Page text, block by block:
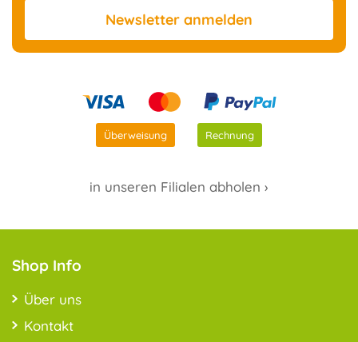
Newsletter anmelden
Überweisung Rechnung
in unseren Filialen abholen ›
Shop Info
Über uns
Kontakt